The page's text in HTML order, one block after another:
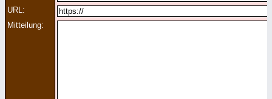
URL:
Mitteilung: